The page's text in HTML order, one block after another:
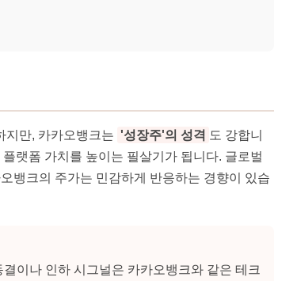
지만, 카카오뱅크는 '성장주'의 성격 도 강합니
랫폼 가치를 높이는 필살기가 됩니다. 글로벌
뱅크의 주가는 민감하게 반응하는 경향이 있습
이나 인하 시그널은 카카오뱅크와 같은 테크